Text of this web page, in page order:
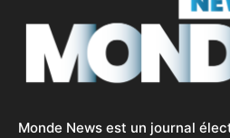
Monde News est un journal